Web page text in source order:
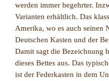
werden immer begehrter.
Varianten erhältlich. Das
Amerika, wo es auch seinen
Deutschen Kasten und der
Damit sagt die Bezeichnung
dieses Bettes aus. Das
ist der Federkasten in dem